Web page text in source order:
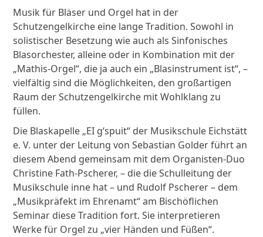
Musik für Bläser und Orgel hat in der
Schutzengelkirche eine lange Tradition. Sowohl in
solistischer Besetzung wie auch als Sinfonisches
Blasorchester, alleine oder in Kombination mit der
„Mathis-Orgel“, die ja auch ein „Blasinstrument ist“, –
vielfältig sind die Möglichkeiten, den großartigen
Raum der Schutzengelkirche mit Wohlklang zu
füllen.
Die Blaskapelle „EI g‘spuit“ der Musikschule Eichstätt
e. V. unter der Leitung von Sebastian Golder führt an
diesem Abend gemeinsam mit dem Organisten-Duo
Christine Fath-Pscherer, – die die Schulleitung der
Musikschule inne hat – und Rudolf Pscherer – dem
„Musikpräfekt im Ehrenamt“ am Bischöflichen
Seminar diese Tradition fort. Sie interpretieren
Werke für Orgel zu „vier Händen und Füßen“.